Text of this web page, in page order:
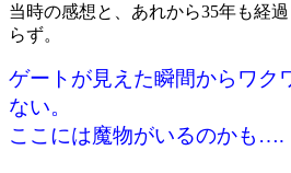
当時の感想と、あれから35年も経
らず。
ゲートが見えた瞬間からワク
ない。
ここには魔物がいるのかも….